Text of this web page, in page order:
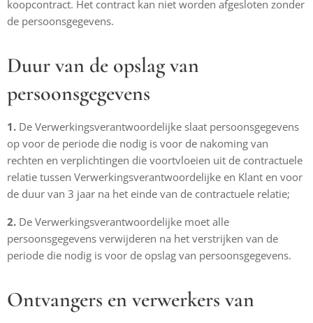
koopcontract. Het contract kan niet worden afgesloten zonder
de persoonsgegevens.
Duur van de opslag van
persoonsgegevens
1. De Verwerkingsverantwoordelijke slaat persoonsgegevens
op voor de periode die nodig is voor de nakoming van
rechten en verplichtingen die voortvloeien uit de contractuele
relatie tussen Verwerkingsverantwoordelijke en Klant en voor
de duur van 3 jaar na het einde van de contractuele relatie;
2. De Verwerkingsverantwoordelijke moet alle
persoonsgegevens verwijderen na het verstrijken van de
periode die nodig is voor de opslag van persoonsgegevens.
Ontvangers en verwerkers van